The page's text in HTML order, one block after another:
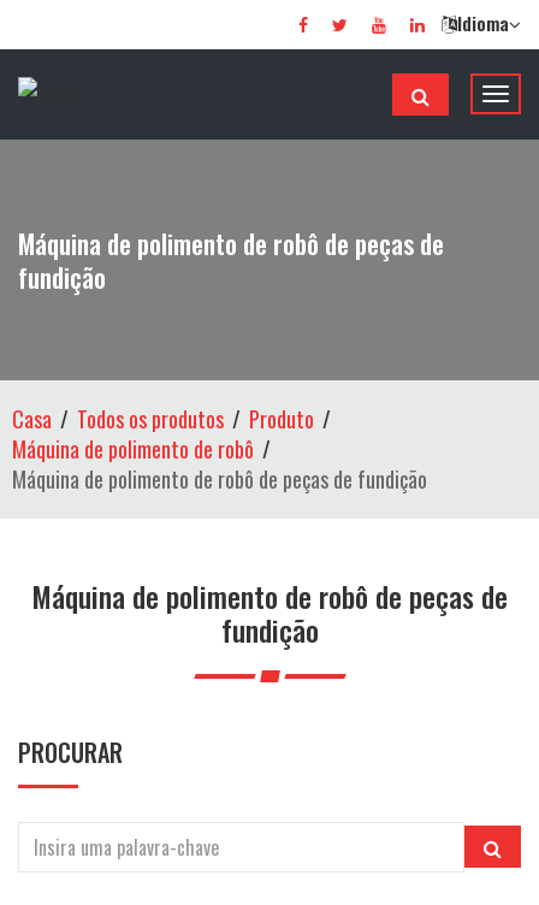
Idioma
A
ã
Máquina de polimento de robô de peças de
fundição
Casa Todos os produtos
Produto
Máquina de polimento de robô
Máquina de polimento de robô de peças de fundição
Máquina de polimento de robô de peças de
fundição
PROCURAR